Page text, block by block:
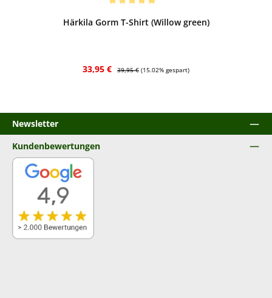
Härkila Gorm T-Shirt (Willow green)
Verkaufspreis:
33,95 € Regulärer Preis:
39,95 € (15.02% gespart)
Newsletter
Kundenbewertungen